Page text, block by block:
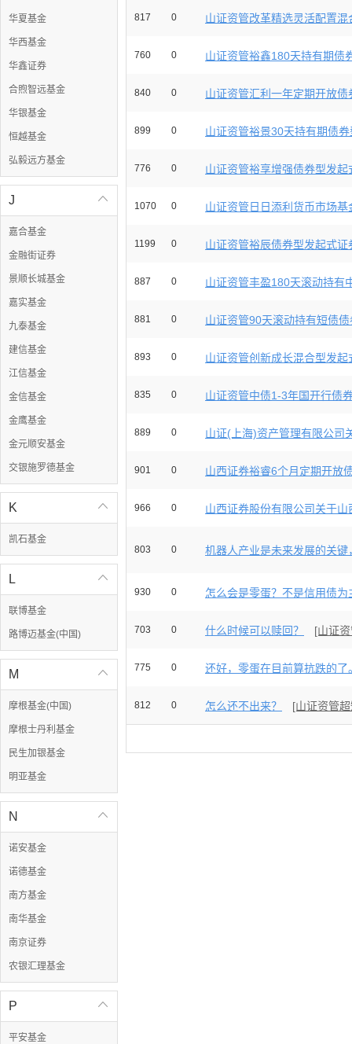
华夏基金
华西基金
华鑫证券
合煦智远基金
华银基金
恒越基金
弘毅远方基金

J
嘉合基金
金融街证券
景顺长城基金
嘉实基金
九泰基金
建信基金
江信基金
金信基金
金鹰基金
金元顺安基金
交银施罗德基金

K
凯石基金

L
联博基金
路博迈基金(中国)

M
摩根基金(中国)
摩根士丹利基金
民生加银基金
明亚基金

N
诺安基金
诺德基金
南方基金
南华基金
南京证券
农银汇理基金

P
平安基金
817 0 山证资管改革精选灵活配置混
760 0 山证资管裕鑫180天持有期债
840 0 山证资管汇利一年定期开放债
899 0 山证资管裕景30天持有期债
776 0 山证资管裕享增强债券型发起
1070 0 山证资管日日添利货币市场基
1199 0 山证资管裕辰债券型发起式证
887 0 山证资管丰盈180天滚动持有
881 0 山证资管90天滚动持有短债
893 0 山证资管创新成长混合型发起
835 0 山证资管中债1-3年国开行债
889 0 山证(上海)资产管理有限公司
901 0 山西证券裕睿6个月定期开放
966 0 山西证券股份有限公司关于山
803 0 机器人产业是未来发展的关键
930 0 怎么会是零蛋？不是信用债为
703 0 什么时候可以赎回？ [山证
775 0 还好，零蛋在目前算抗跌的了
812 0 怎么还不出来？ [山证资管